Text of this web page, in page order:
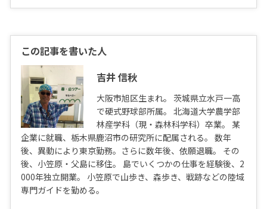
この記事を書いた人
吉井 信秋
大阪市旭区生まれ。 茨城県立水戸一高
で硬式野球部所属。 北海道大学農学部
林産学科（現・森林科学科）卒業。 某
企業に就職、栃木県鹿沼市の研究所に配属される。 数年
後、異動により東京勤務。さらに数年後、依願退職。 その
後、小笠原・父島に移住。 島でいくつかの仕事を経験後、2
000年独立開業。 小笠原で山歩き、森歩き、戦跡などの陸域
専門ガイドを勤める。